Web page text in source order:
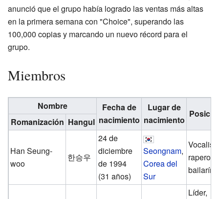
anunció que el grupo había logrado las ventas más altas
en la primera semana con "Choice", superando las
100,000 copias y marcando un nuevo récord para el
grupo.
Miembros
Nombre
Fecha de
nacimiento
Lugar de
nacimiento
Romanización Hangul
Han Seung-
woo
한승우
24 de
diciembre
de 1994
(31 años)
Seongnam,
Corea del
Sur
rapero,
bailarín.
Líder,